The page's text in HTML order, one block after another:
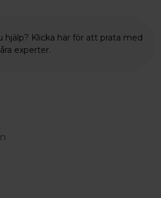
hjälp? Klicka här för att prata med
experter.